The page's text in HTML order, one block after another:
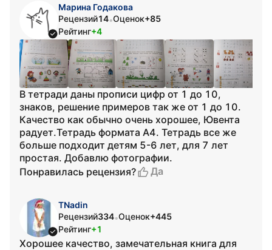
Марина Годакова
Рецензий14•Оценок+85
Рейтинг+4
В тетради даны прописи цифр от 1 до 10,
знаков, решение примеров так же от 1 до 10.
Качество как обычно очень хорошее, Ювента
радует.Тетрадь формата А4. Тетрадь все же
больше подходит детям 5-6 лет, для 7 лет
простая. Добавлю фотографии.
Понравилась рецензия?
Да
TNadin
Рецензий334•Оценок+445
Рейтинг+1
Хорошее качество, замечательная книга для